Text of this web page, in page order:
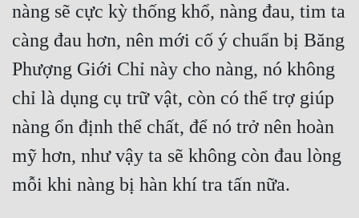
nàng sẽ cực kỳ thống khổ, nàng đau, tim ta
càng đau hơn, nên mới cố ý chuẩn bị Băng
Phượng Giới Chỉ này cho nàng, nó không
chỉ là dụng cụ trữ vật, còn có thể trợ giúp
nàng ổn định thể chất, để nó trở nên hoàn
mỹ hơn, như vậy ta sẽ không còn đau lòng